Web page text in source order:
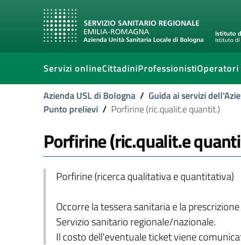
Servizi onlineCittadiniProfessionisti
Azienda USL di Bologna / Guida ai servizi
Punto prelievi / Porfirine (ric.qualit.e quantit.)
Porfirine (ric.qualit.e
Porfirine (ricerca qualitativa e quantitativa)
Occorre la tessera sanitaria e la
Servizio sanitario regionale/nazionale.
Il costo dell'eventuale ticket viene